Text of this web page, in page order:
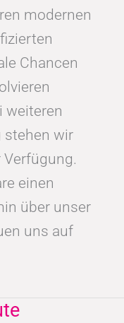
modernen
Chancen
weiteren
stehen wir
Verfügung.
einen
über unser
uns auf